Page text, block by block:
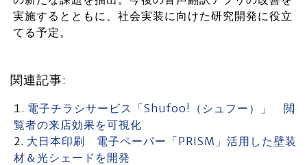
実施するとともに、社会実装に向けた研究開発に役立
てる予定。
関連記事:
電子チラシサービス「Shufoo!（シュフー）」 閲
覧者の来店効果を可視化
大日本印刷 電子ペーパー「PRISM」活用した壁装
材＆光シェードを開発